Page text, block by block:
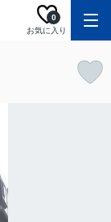
お気に入り
0